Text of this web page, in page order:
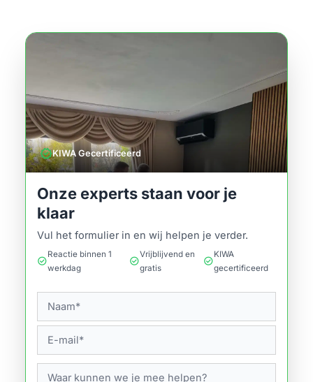
verifiedKIWA Gecertificeerd
Onze experts staan voor je
klaar
Vul het formulier in en wij helpen je verder.
check_circle
Reactie binnen 1
werkdag
check_circle
Vrijblijvend en
gratis
check_circle
KIWA
gecertificeerd